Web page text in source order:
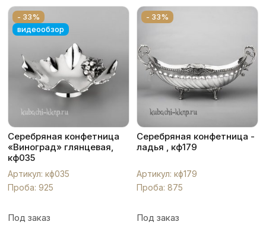
- 33%
видеообзор
Серебряная конфетница
«Виноград» глянцевая,
кф035
Артикул: кф035
Проба: 925
Под заказ
- 33%
Серебряная конфетница -
ладья , кф179
Артикул: кф179
Проба: 875
Под заказ